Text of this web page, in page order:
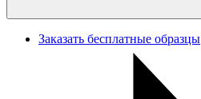
Заказать бесплатные образцы